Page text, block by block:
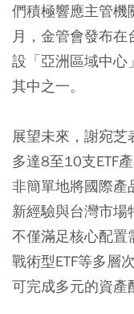
們積極響應主管機
月，金管會發布
設「亞洲區域中心
其中之一。
展望未來，謝宛
多達8至10支ETF
非簡單地將國際產
新經驗與台灣市場
不僅滿足核心配置
戰術型ETF等多層
可完成多元的資產